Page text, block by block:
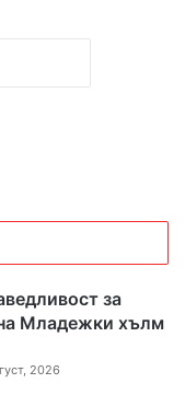
за
Младежки хълм
2026